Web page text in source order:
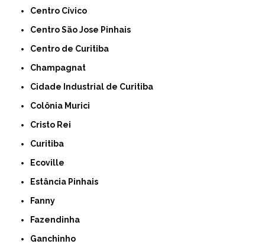
Centro Cívico
Centro São Jose Pinhais
Centro de Curitiba
Champagnat
Cidade Industrial de Curitiba
Colônia Murici
Cristo Rei
Curitiba
Ecoville
Estância Pinhais
Fanny
Fazendinha
Ganchinho